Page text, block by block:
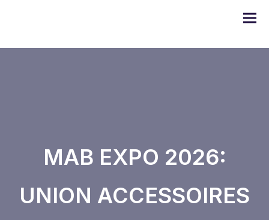
Serie PRODIGE
MAB EXPO 2026:
UNION ACCESSOIRES